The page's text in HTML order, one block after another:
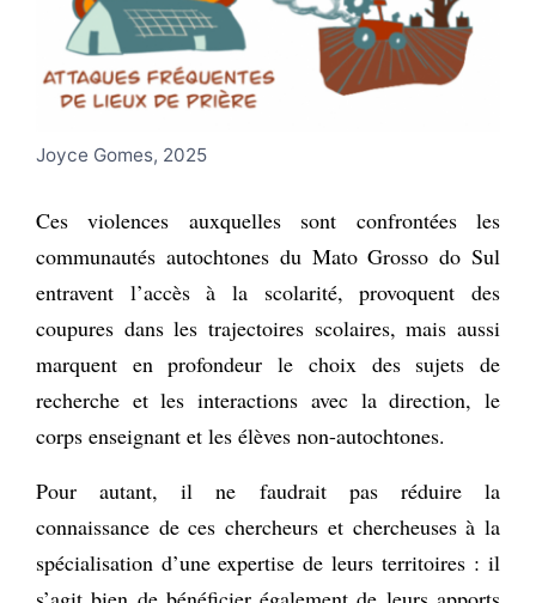
Joyce Gomes, 2025
Ces violences auxquelles sont confrontées les
communautés autochtones du Mato Grosso do Sul
entravent l’accès à la scolarité, provoquent des
coupures dans les trajectoires scolaires, mais aussi
marquent en profondeur le choix des sujets de
recherche et les interactions avec la direction, le
corps enseignant et les élèves non-autochtones.
Pour autant, il ne faudrait pas réduire la
connaissance de ces chercheurs et chercheuses à la
spécialisation d’une expertise de leurs territoires : il